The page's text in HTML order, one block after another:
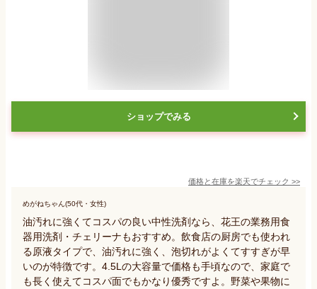
ショップでみる
価格と在庫を楽天でチェック >>
めがねちゃん(50代・女性)
油汚れに強くてコスパの良い中性洗剤なら、花王の業務用食
器用洗剤・チェリーナもおすすめ。飲食店の厨房でも使われ
る原液タイプで、油汚れに強く、泡切れがよくてすすぎが早
いのが特徴です。4.5Lの大容量で価格も手頃なので、家庭で
も長く使えてコスパ面でもかなり優秀ですよ。野菜や果物に